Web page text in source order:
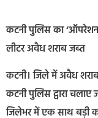
कटनी पुलिस का ‘ऑपरेशन
लीटर अवैध शराब जब्त
कटनी। जिले में अवैध
कटनी पुलिस द्वारा
जिलेभर में एक साथ बड़ी